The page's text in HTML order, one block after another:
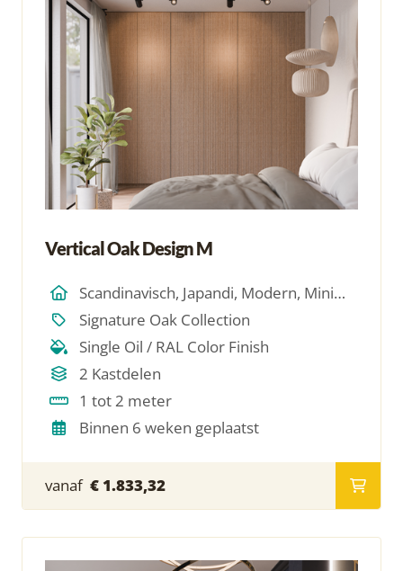
Vertical Oak Design M
Scandinavisch, Japandi, Modern, Minimalistich
Signature Oak Collection
Single Oil / RAL Color Finish
2 Kastdelen
1 tot 2 meter
Binnen 6 weken geplaatst
vanaf € 1.833,32